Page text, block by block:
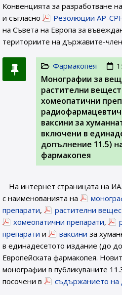
Конвенцията за разработване
и съгласно
Резолюции AP-
на Съвета на Европа за
териториите на държавите-
Фармакопея
Монографии за
растителни
хомеопатични
ваксини за
включени в
допълнение 11.5)
фармакопея
На интернет страницата на
с наименованията на
препарати, растителни
хомеопатични препарати,
препарати и ваксини за
в единадесетото издание (до
Европейската фармакопея.
монографии в публикуваните
посочени в
съдържанието на